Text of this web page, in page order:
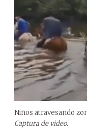
Niños atravesando
Captura de video.